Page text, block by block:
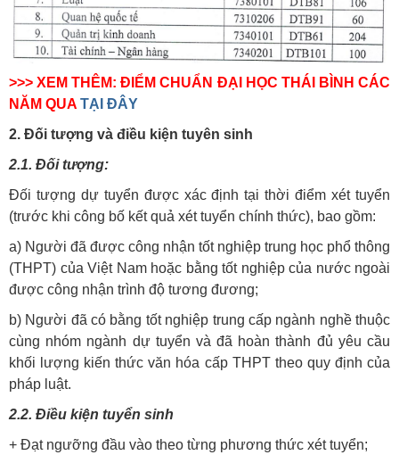
>>> XEM THÊM: ĐIỂM CHUẨN ĐẠI HỌC THÁI BÌNH CÁC
NĂM QUA TẠI ĐÂY
2. Đối tượng và điều kiện tuyên sinh
2.1. Đối tượng:
Đối tượng dự tuyển được xác định tại thời điểm xét tuyển
(trước khi công bố kết quả xét tuyển chính thức), bao gồm:
a) Người đã được công nhận tốt nghiệp trung học phổ thông
(THPT) của Việt Nam hoặc bằng tốt nghiệp của nước ngoài
được công nhận trình độ tương đương;
b) Người đã có bằng tốt nghiệp trung cấp ngành nghề thuộc
cùng nhóm ngành dự tuyển và đã hoàn thành đủ yêu cầu
khối lượng kiến thức văn hóa cấp THPT theo quy định của
pháp luật.
2.2. Điều kiện tuyển sinh
+ Đạt ngưỡng đầu vào theo từng phương thức xét tuyển;